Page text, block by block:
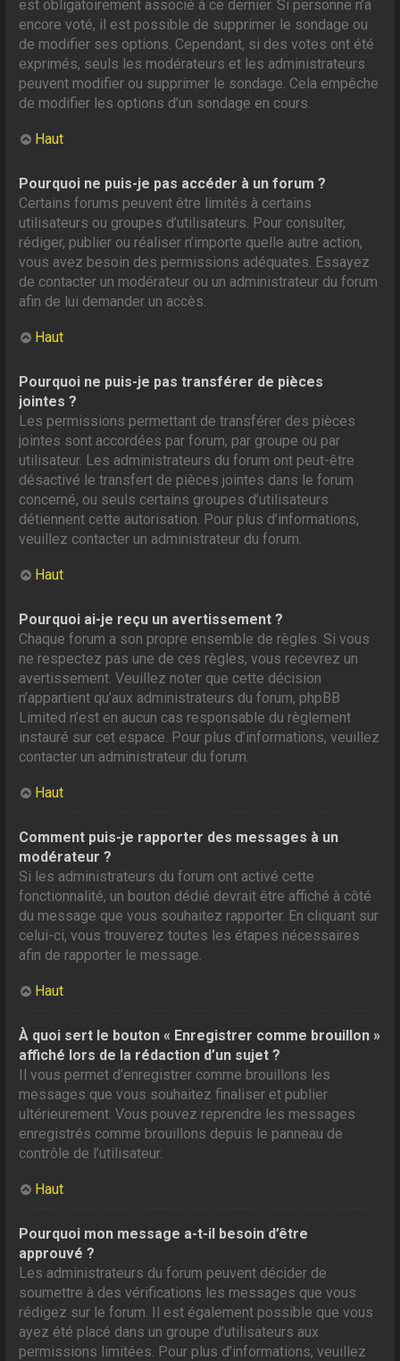
est obligatoirement associé à ce dernier. Si personne n’a
encore voté, il est possible de supprimer le sondage ou
de modifier ses options. Cependant, si des votes ont été
exprimés, seuls les modérateurs et les administrateurs
peuvent modifier ou supprimer le sondage. Cela empêche
de modifier les options d’un sondage en cours.
Haut
Pourquoi ne puis-je pas accéder à un forum ?
Certains forums peuvent être limités à certains
utilisateurs ou groupes d’utilisateurs. Pour consulter,
rédiger, publier ou réaliser n’importe quelle autre action,
vous avez besoin des permissions adéquates. Essayez
de contacter un modérateur ou un administrateur du forum
afin de lui demander un accès.
Haut
Pourquoi ne puis-je pas transférer de pièces
jointes ?
Les permissions permettant de transférer des pièces
jointes sont accordées par forum, par groupe ou par
utilisateur. Les administrateurs du forum ont peut-être
désactivé le transfert de pièces jointes dans le forum
concerné, ou seuls certains groupes d’utilisateurs
détiennent cette autorisation. Pour plus d’informations,
veuillez contacter un administrateur du forum.
Haut
Pourquoi ai-je reçu un avertissement ?
Chaque forum a son propre ensemble de règles. Si vous
ne respectez pas une de ces règles, vous recevrez un
avertissement. Veuillez noter que cette décision
n’appartient qu’aux administrateurs du forum, phpBB
Limited n’est en aucun cas responsable du règlement
instauré sur cet espace. Pour plus d’informations, veuillez
contacter un administrateur du forum.
Haut
Comment puis-je rapporter des messages à un
modérateur ?
Si les administrateurs du forum ont activé cette
fonctionnalité, un bouton dédié devrait être affiché à côté
du message que vous souhaitez rapporter. En cliquant sur
celui-ci, vous trouverez toutes les étapes nécessaires
afin de rapporter le message.
Haut
À quoi sert le bouton « Enregistrer comme brouillon »
affiché lors de la rédaction d’un sujet ?
Il vous permet d’enregistrer comme brouillons les
messages que vous souhaitez finaliser et publier
ultérieurement. Vous pouvez reprendre les messages
enregistrés comme brouillons depuis le panneau de
contrôle de l’utilisateur.
Haut
Pourquoi mon message a-t-il besoin d’être
approuvé ?
Les administrateurs du forum peuvent décider de
soumettre à des vérifications les messages que vous
rédigez sur le forum. Il est également possible que vous
ayez été placé dans un groupe d’utilisateurs aux
permissions limitées. Pour plus d’informations, veuillez